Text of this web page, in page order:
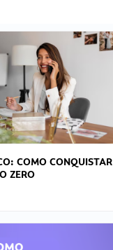
COMO CONQUISTAR
ZERO